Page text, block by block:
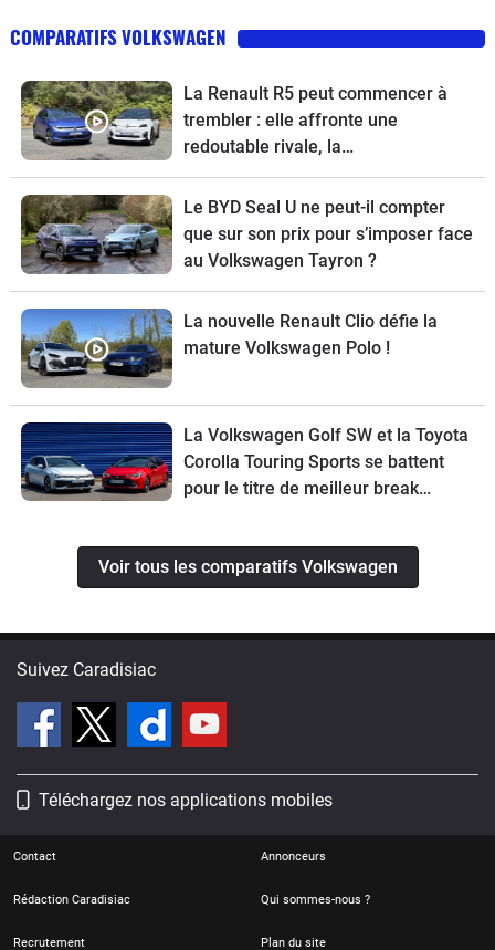
COMPARATIFS VOLKSWAGEN
La Renault R5 peut commencer à
trembler : elle affronte une
redoutable rivale, la
Volkswagen ID.Polo
Le BYD Seal U ne peut-il compter
que sur son prix pour s’imposer face
au Volkswagen Tayron ?
La nouvelle Renault Clio défie la
mature Volkswagen Polo !
La Volkswagen Golf SW et la Toyota
Corolla Touring Sports se battent
pour le titre de meilleur break
Voir tous les comparatifs Volkswagen
Suivez Caradisiac
Téléchargez nos applications mobiles
Contact Annonceurs
Rédaction Caradisiac Qui sommes-nous ?
Recrutement Plan du site